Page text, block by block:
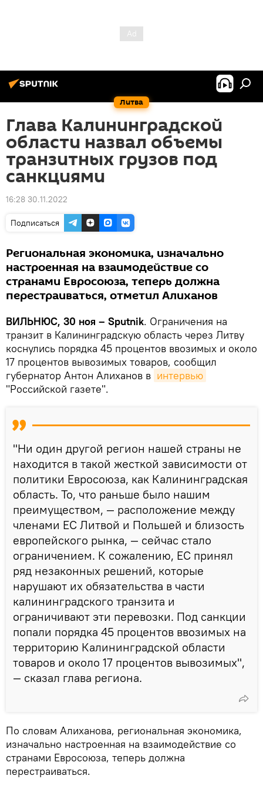
Литва
Глава Калининградской
области назвал объемы
транзитных грузов под
санкциями
16:28 30.11.2022
Подписаться
Региональная экономика, изначально
настроенная на взаимодействие со
странами Евросоюза, теперь должна
перестраиваться, отметил Алиханов
ВИЛЬНЮС, 30 ноя – Sputnik. Ограничения на
транзит в Калининградскую область через Литву
коснулись порядка 45 процентов ввозимых и около
17 процентов вывозимых товаров, сообщил
губернатор Антон Алиханов в интервью
"Российской газете".
"Ни один другой регион нашей страны не
находится в такой жесткой зависимости от
политики Евросоюза, как Калининградская
область. То, что раньше было нашим
преимуществом, — расположение между
членами ЕС Литвой и Польшей и близость
европейского рынка, — сейчас стало
ограничением. К сожалению, ЕС принял
ряд незаконных решений, которые
нарушают их обязательства в части
калининградского транзита и
ограничивают эти перевозки. Под санкции
попали порядка 45 процентов ввозимых на
территорию Калининградской области
товаров и около 17 процентов вывозимых",
— сказал глава региона.
По словам Алиханова, региональная экономика,
изначально настроенная на взаимодействие со
странами Евросоюза, теперь должна
перестраиваться.